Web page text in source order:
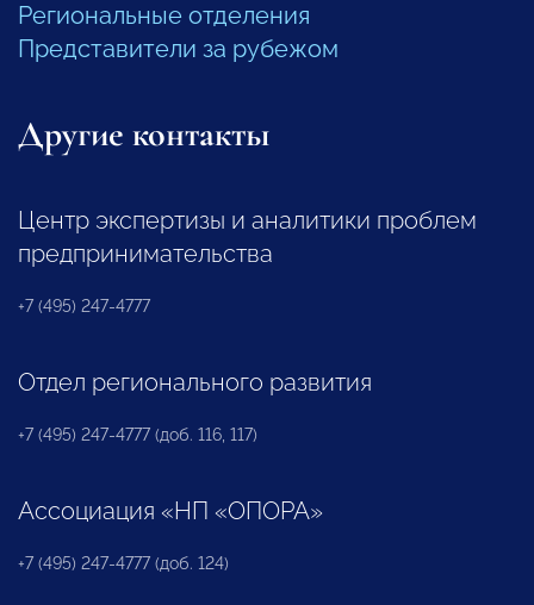
Региональные отделения
Представители за рубежом
Другие контакты
Центр экспертизы и аналитики проблем
предпринимательства
+7 (495) 247-4777
Отдел регионального развития
+7 (495) 247-4777 (доб. 116, 117)
Ассоциация «НП «ОПОРА»
+7 (495) 247-4777 (доб. 124)